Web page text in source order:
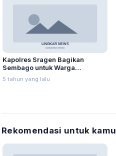
Kapolres Sragen Bagikan
Sembago untuk Warga
Terdampak PPKM Darurat
5 tahun yang lalu
Rekomendasi untuk kamu